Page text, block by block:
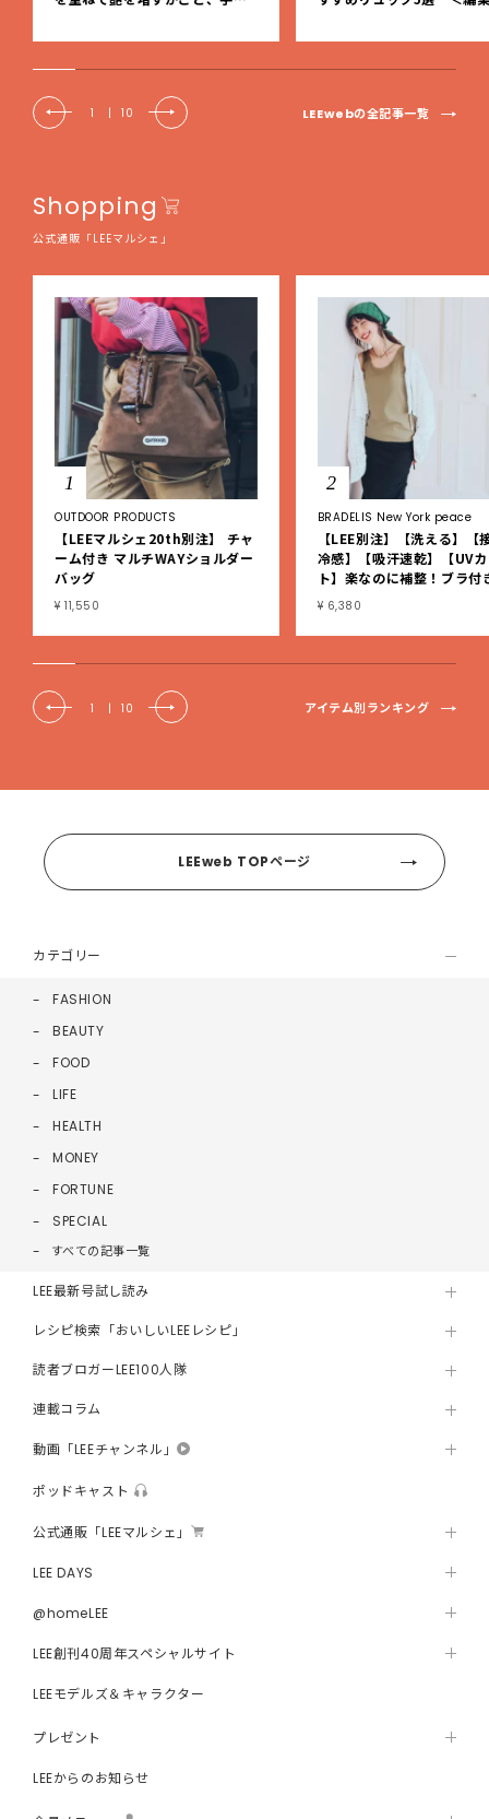
EE DAYS club tanpopo】
1 | 10 LEEwebの全記事一覧
Shopping
公式通販「LEEマルシェ」
1
OUTDOOR PRODUCTS
【LEEマルシェ20th別注】 チャ
ーム付き マルチWAYショルダー
バッグ
¥ 11,550
2
BRADELIS New York peace
【LEE別注】【洗える】【
冷感】【吸汗速乾】【UV
ト】楽なのに補整！ブラ付
ブタンクトップ
¥ 6,380
1 | 10 アイテム別ランキング
LEEweb TOPページ
カテゴリー
FASHION
BEAUTY
FOOD
LIFE
HEALTH
MONEY
FORTUNE
SPECIAL
すべての記事一覧
LEE最新号試し読み
レシピ検索「おいしいLEEレシピ」
読者ブロガーLEE100人隊
連載コラム
動画「LEEチャンネル」
ポッドキャスト
公式通販「LEEマルシェ」
LEE DAYS
@homeLEE
LEE創刊40周年スペシャルサイト
LEEモデルズ＆キャラクター
プレゼント
LEEからのお知らせ